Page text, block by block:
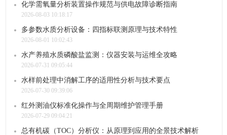
化学需氧量分析装置操作规范与供电故障诊断指南
2026-08-03 10:18:17
多参数水质分析设备：四指标联测原理与技术特性
2026-08-01 10:02:43
水产养殖水质磷酸盐监测：仪器安装与运维全攻略
2026-07-31 09:05:44
水样前处理中消解工序的适用性分析与技术要点
2026-07-30 09:39:06
红外测油仪标准化操作与全周期维护管理手册
2026-07-29 09:04:21
总有机碳（TOC）分析仪：从原理到应用的全景技术解析